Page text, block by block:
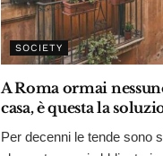
SOCIETY
A Roma ormai
casa, è questa la
Per decenni le tende sono